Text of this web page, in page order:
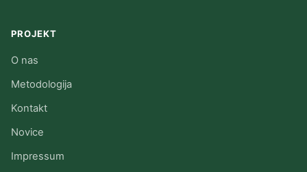
PROJEKT
O nas
Metodologija
Kontakt
Novice
Impressum